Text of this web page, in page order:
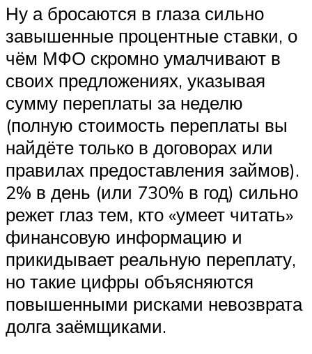
Ну а бросаются в глаза сильно
завышенные процентные ставки, о
чём МФО скромно умалчивают в
своих предложениях, указывая
сумму переплаты за неделю
(полную стоимость переплаты вы
найдёте только в договорах или
правилах предоставления займов).
2% в день (или 730% в год) сильно
режет глаз тем, кто «умеет читать»
финансовую информацию и
прикидывает реальную переплату,
но такие цифры объясняются
повышенными рисками невозврата
долга заёмщиками.